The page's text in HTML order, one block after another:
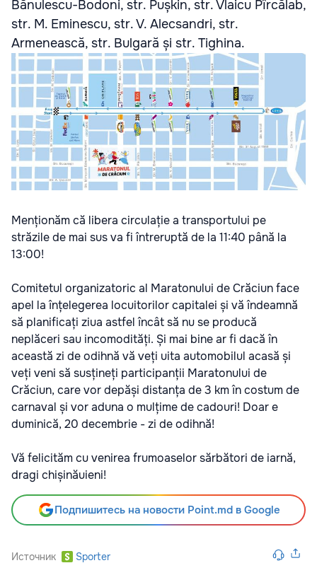
Bănulescu-Bodoni, str. Pușkin, str. Vlaicu Pîrcălab,
str. M. Eminescu, str. V. Alecsandri, str.
Armenească, str. Bulgară și str. Tighina.
Menționăm că libera circulație a transportului pe
străzile de mai sus va fi întreruptă de la 11:40 până la
13:00!
Comitetul organizatoric al Maratonului de Crăciun face
apel la înțelegerea locuitorilor capitalei și vă îndeamnă
să planificați ziua astfel încât să nu se producă
neplăceri sau incomodități. Și mai bine ar fi dacă în
această zi de odihnă vă veți uita automobilul acasă și
veți veni să susțineți participanții Maratonului de
Crăciun, care vor depăși distanța de 3 km în costum de
carnaval și vor aduna o mulțime de cadouri! Doar e
duminică, 20 decembrie - zi de odihnă!
Vă felicităm cu venirea frumoaselor sărbători de iarnă,
dragi chișinăuieni!
Подпишитесь на новости Point.md в Google
Источник Sporter